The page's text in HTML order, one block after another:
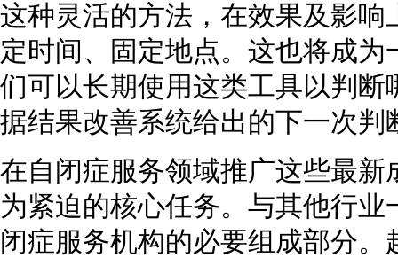
这种灵活的方法，在效果及影
定时间、固定地点。这也将成
们可以长期使用这类工具以判
据结果改善系统给出的下一次判
在自闭症服务领域推广这些最
为紧迫的核心任务。与其他行
闭症服务机构的必要组成部分